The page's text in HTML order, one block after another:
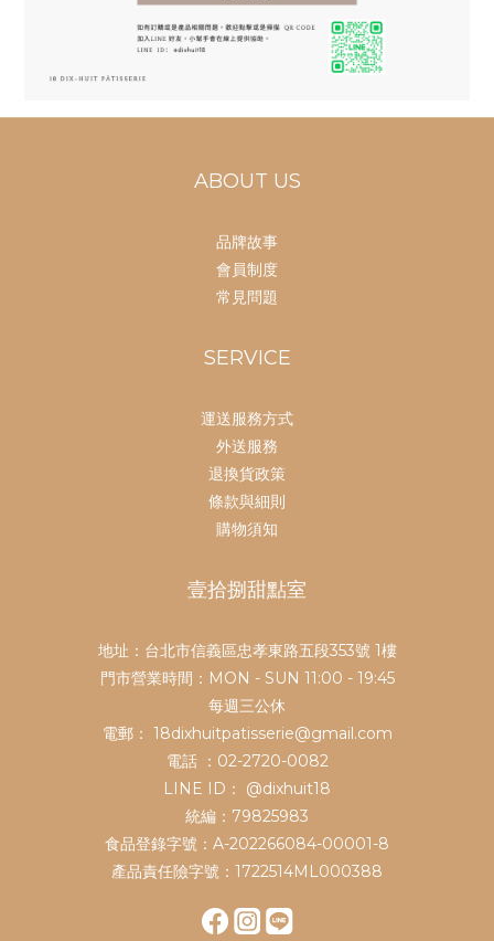
ABOUT US
品牌故事
會員制度
常見問題
SERVICE
運送服務方式
外送服務
退換貨政策
條款與細則
購物須知
壹拾捌甜點室
地址：台北市信義區忠孝東路五段353號 1樓
門市營業時間：MON - SUN 11:00 - 19:45
每週三公休
電郵： 18dixhuitpatisserie@gmail.com
電話 ：02-2720-0082
LINE ID：
@dixhuit18
統編：79825983
食品登錄字號：A-202266084-00001-8
產品責任險字號：1722514ML000388